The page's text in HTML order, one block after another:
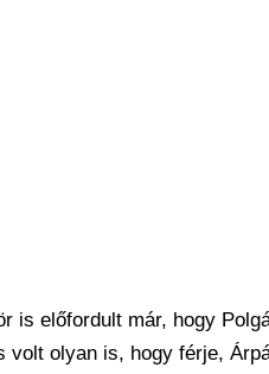
is előfordult már, hogy
volt olyan is, hogy férje,